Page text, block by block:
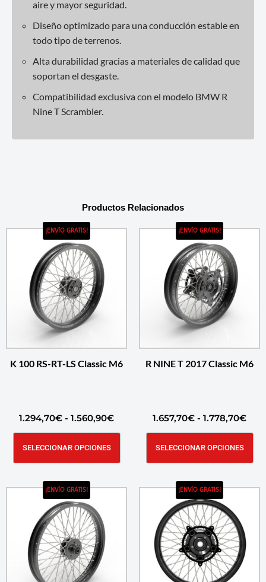
aire y mayor seguridad.
Diseño optimizado para una conducción estable en
todo tipo de terrenos.
Alta durabilidad gracias a materiales de calidad que
soportan el desgaste.
Compatibilidad exclusiva con el modelo BMW R
Nine T Scrambler.
Productos Relacionados
¡ENVÍO GRATIS!
K 100 RS-RT-LS Classic M6
1.294,70€ - 1.560,90€
SELECCIONAR OPCIONES
¡ENVÍO GRATIS!
R NINE T 2017 Classic M6
1.657,70€ - 1.778,70€
SELECCIONAR OPCIONES
¡ENVÍO GRATIS! ¡ENVÍO GRATIS!